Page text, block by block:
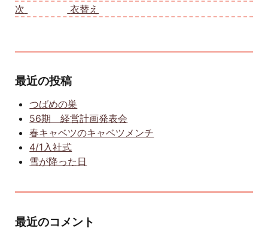
次
衣替え
最近の投稿
つばめの巣
56期 経営計画発表会
春キャベツのキャベツメンチ
4/1入社式
雪が降った日
最近のコメント